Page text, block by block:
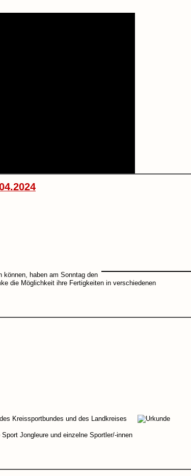
können, haben am Sonntag den
die Möglichkeit ihre Fertigkeiten in verschiedenen
Kreissportbundes und des Landkreises
Jongleure und einzelne Sportler/-innen